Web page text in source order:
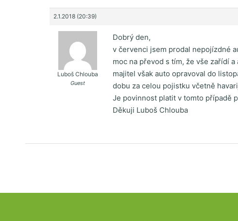
2.1.2018 (20:39)
Luboš Chlouba
Guest
Dobrý den,
v červenci jsem prodal nepojízdné
moc na převod s tím, že vše zařídí
majitel však auto opravoval do
dobu za celou pojistku včetně
Je povinnost platit v tomto případě
Děkuji Luboš Chlouba